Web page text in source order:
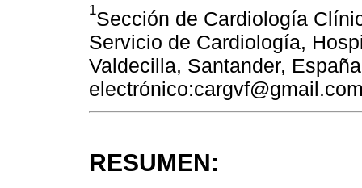
1Sección de Cardiología
Servicio de Cardiología,
Valdecilla, Santander,
RESUMEN: